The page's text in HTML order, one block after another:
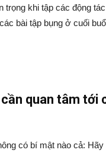
trọng khi tập các động
bài tập bụng ở cuối
quan tâm tới
có bí mật nào cả: